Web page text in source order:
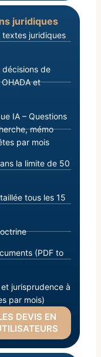
juridiques
textes juridiques
de
et
IA – Questions
mémo
par mois
la limite de 50
tous les 15
(PDF to
jurisprudence à
par mois)
DEVIS EN